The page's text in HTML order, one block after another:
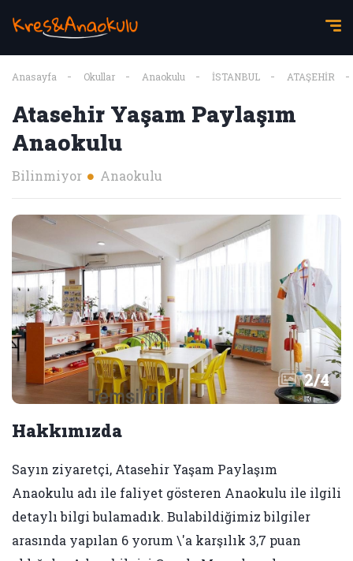
Anasayfa Okullar Anaokulu İSTANBUL ATAŞEHİR
Atasehir Yaşam Paylaşım
Anaokulu
Bilinmiyor Anaokulu
2/4
Hakkımızda
Sayın ziyaretçi, Atasehir Yaşam Paylaşım
Anaokulu adı ile faliyet gösteren Anaokulu ile ilgili
detaylı bilgi bulamadık. Bulabildiğimiz bilgiler
arasında yapılan 6 yorum \'a karşılık 3,7 puan